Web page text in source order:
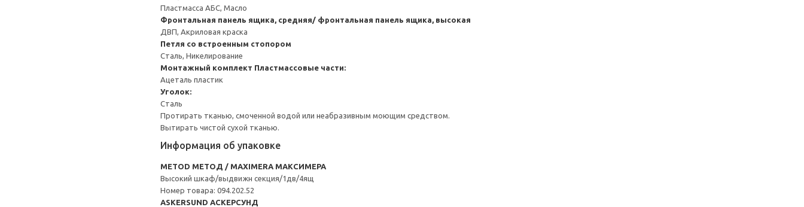
Пластмасса АБС, Масло
Фронтальная панель ящика, средняя/ фронтальная панель ящика, высокая
ДВП, Акриловая краска
Петля со встроенным стопором
Сталь, Никелирование
Монтажный комплект Пластмассовые части:
Ацеталь пластик
Уголок:
Сталь
Протирать тканью, смоченной водой или неабразивным моющим средством.
Вытирать чистой сухой тканью.
Информация об упаковке
METOD МЕТОД / MAXIMERA МАКСИМЕРА
Высокий шкаф/выдвижн секция/1дв/4ящ
Номер товара: 094.202.52
ASKERSUND АСКЕРСУНД